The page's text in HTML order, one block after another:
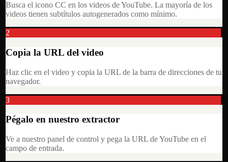
Busca el icono CC en los videos de YouTube. La mayoría de los
videos tienen subtítulos autogenerados como mínimo.
2
Copia la URL del video
Haz clic en el video y copia la URL de la barra de direcciones de tu
navegador.
3
Pégalo en nuestro extractor
Ve a nuestro panel de control y pega la URL de YouTube en el
campo de entrada.